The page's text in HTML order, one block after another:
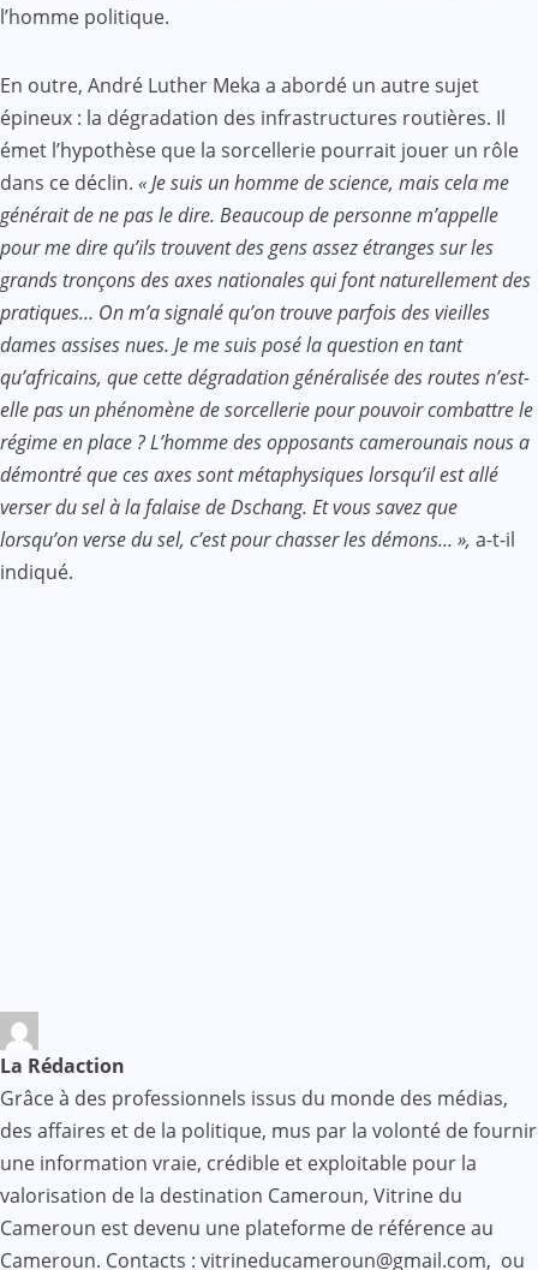
l’homme politique.
En outre, André Luther Meka a abordé un autre sujet
épineux : la dégradation des infrastructures routières. Il
émet l’hypothèse que la sorcellerie pourrait jouer un rôle
dans ce déclin. « Je suis un homme de science, mais cela me
générait de ne pas le dire. Beaucoup de personne m’appelle
pour me dire qu’ils trouvent des gens assez étranges sur les
grands tronçons des axes nationales qui font naturellement des
pratiques… On m’a signalé qu’on trouve parfois des vieilles
dames assises nues. Je me suis posé la question en tant
qu’africains, que cette dégradation généralisée des routes n’est-
elle pas un phénomène de sorcellerie pour pouvoir combattre le
régime en place ? L’homme des opposants camerounais nous a
démontré que ces axes sont métaphysiques lorsqu’il est allé
verser du sel à la falaise de Dschang. Et vous savez que
lorsqu’on verse du sel, c’est pour chasser les démons… », a-t-il
indiqué.
La Rédaction
Grâce à des professionnels issus du monde des médias,
des affaires et de la politique, mus par la volonté de fournir
une information vraie, crédible et exploitable pour la
valorisation de la destination Cameroun, Vitrine du
Cameroun est devenu une plateforme de référence au
Cameroun. Contacts : vitrineducameroun@gmail.com, ou